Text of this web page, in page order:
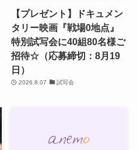
【プレゼント】ドキュメン
タリー映画『戦場0地点』
特別試写会に40組80名様ご
招待☆（応募締切：8月19
日）
2026.8.07 試写会